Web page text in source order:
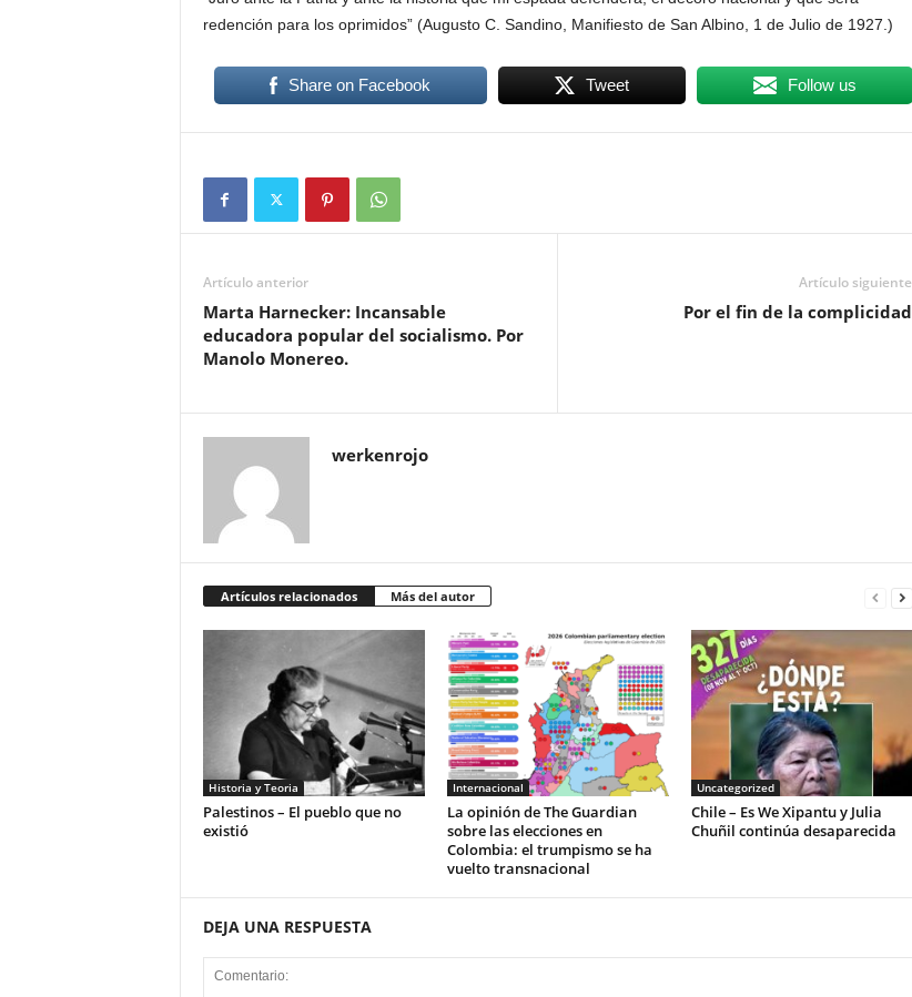
redención para los oprimidos” (Augusto C. Sandino, Manifiesto de San Albino, 1 de Julio de 1927.)
Share on Facebook Tweet Follow us
Artículo anterior
Marta Harnecker: Incansable
educadora popular del socialismo. Por
Manolo Monereo.
Artículo siguiente
Por el fin de la complicidad
werkenrojo
Artículos relacionados Más del autor
Historia y Teoria
Palestinos – El pueblo que no
existió
Internacional
La opinión de The Guardian
sobre las elecciones en
Colombia: el trumpismo se ha
vuelto transnacional
Uncategorized
Chile – Es We Xipantu y Julia
Chuñil continúa desaparecida
DEJA UNA RESPUESTA